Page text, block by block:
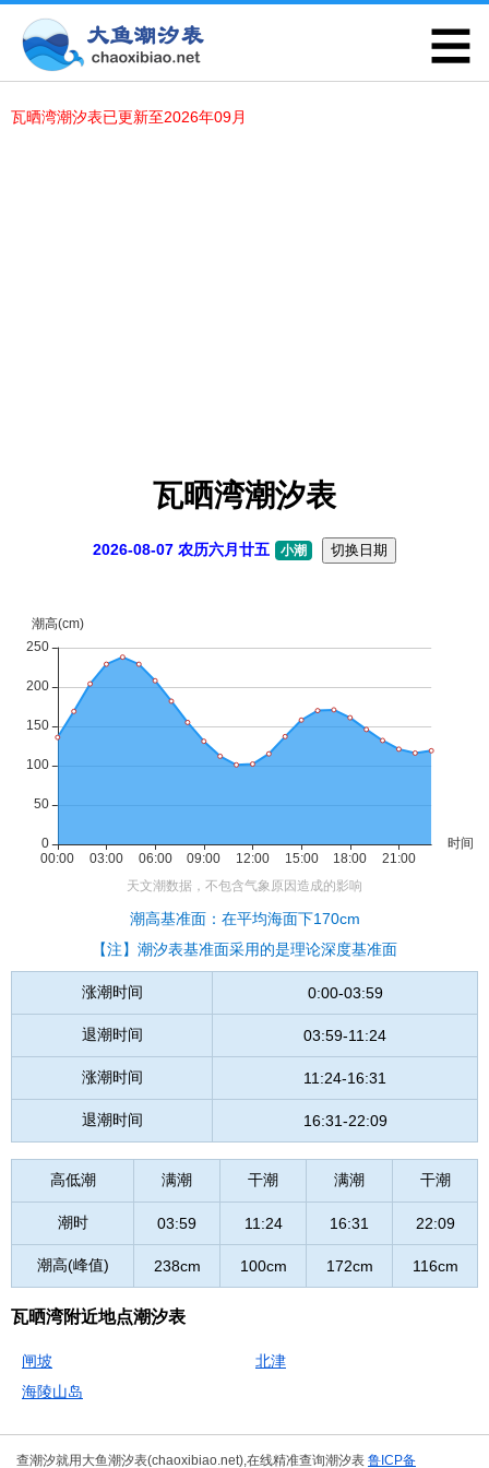
瓦晒湾潮汐表已更新至2026年09月
瓦晒湾潮汐表
2026-08-07 农历六月廿五 小潮 切换日期
潮高基准面：在平均海面下170cm
【注】潮汐表基准面采用的是理论深度基准面
涨潮时间 0:00-03:59
退潮时间 03:59-11:24
涨潮时间 11:24-16:31
退潮时间 16:31-22:09
高低潮 满潮 干潮 满潮 干潮
潮时 03:59 11:24 16:31 22:09
潮高(峰值) 238cm 100cm 172cm 116cm
瓦晒湾附近地点潮汐表
闸坡
北津
海陵山岛
查潮汐就用大鱼潮汐表(chaoxibiao.net),在线精准查询潮汐表 鲁ICP备